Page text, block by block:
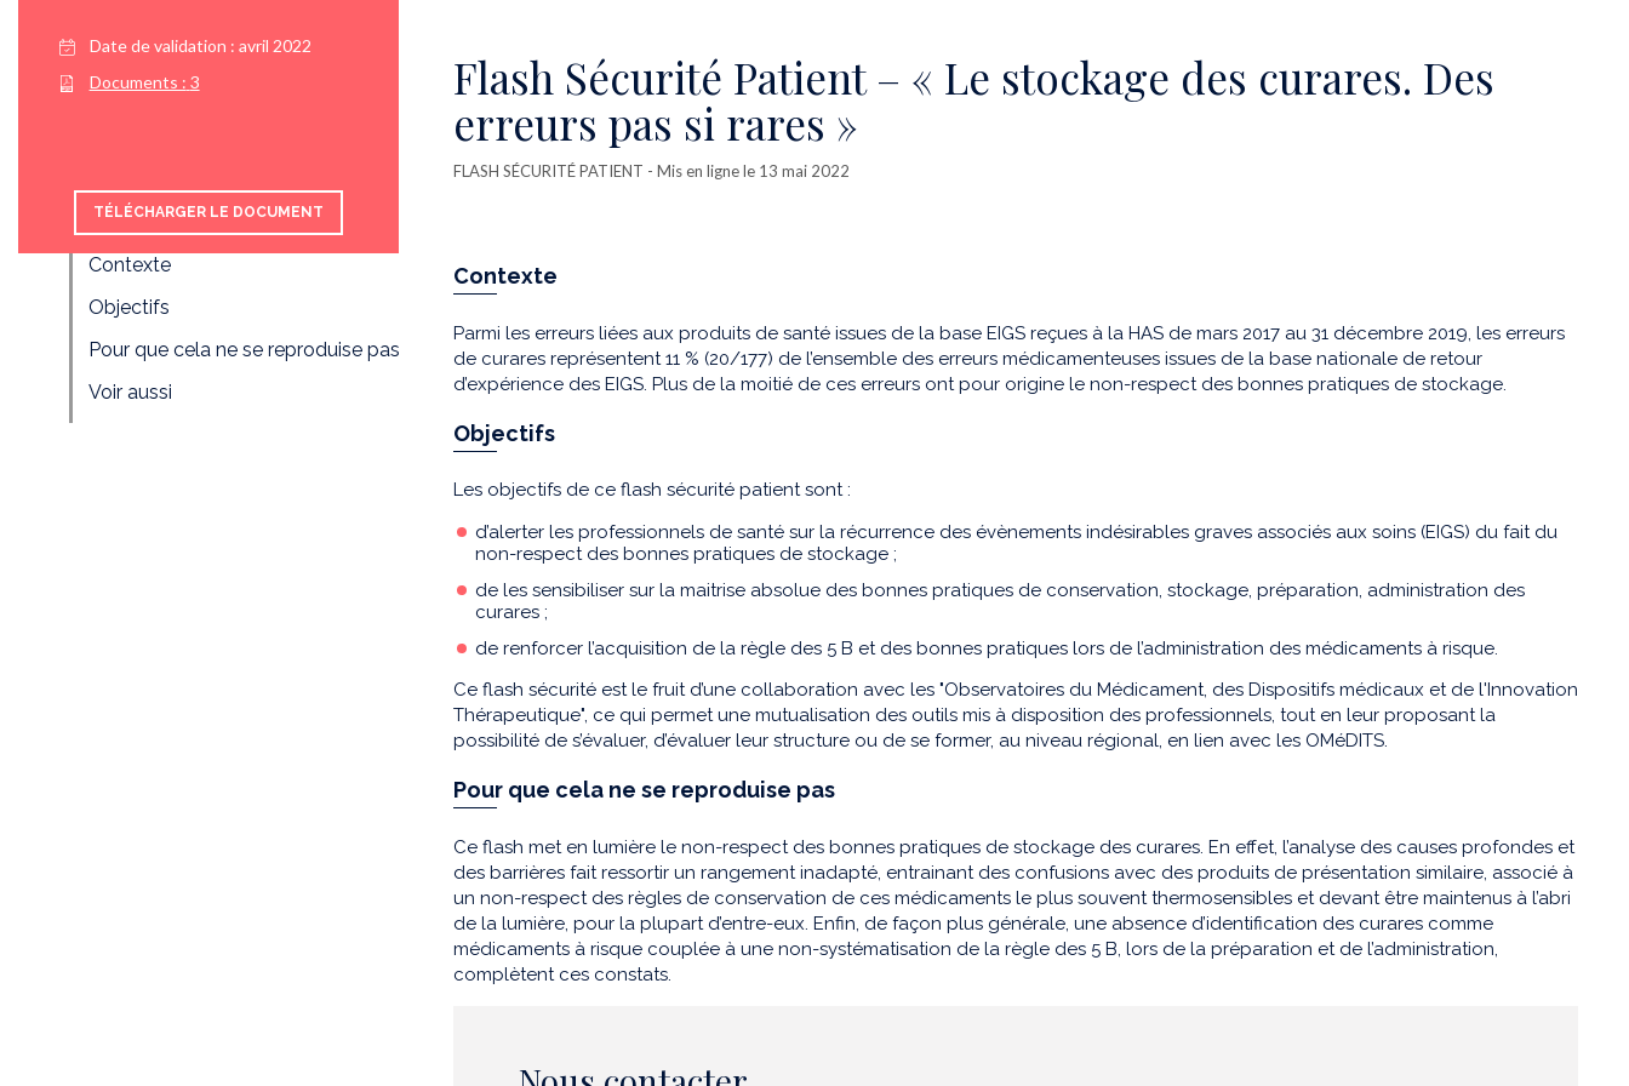
Date de validation : avril 2022
Documents : 3
TÉLÉCHARGER LE DOCUMENT
Contexte
Objectifs
Pour que cela ne se reproduise pas
Voir aussi
Flash Sécurité Patient – « Le stockage des curares. Des
erreurs pas si rares »
FLASH SÉCURITÉ PATIENT - Mis en ligne le 13 mai 2022
Contexte
Parmi les erreurs liées aux produits de santé issues de la base EIGS reçues à la HAS de mars 2017 au 31 décembre 2019, les erreurs
de curares représentent 11 % (20/177) de l’ensemble des erreurs médicamenteuses issues de la base nationale de retour
d’expérience des EIGS. Plus de la moitié de ces erreurs ont pour origine le non-respect des bonnes pratiques de stockage.
Objectifs
Les objectifs de ce flash sécurité patient sont :
d’alerter les professionnels de santé sur la récurrence des évènements indésirables graves associés aux soins (EIGS) du fait du
non-respect des bonnes pratiques de stockage ;
de les sensibiliser sur la maitrise absolue des bonnes pratiques de conservation, stockage, préparation, administration des
curares ;
de renforcer l’acquisition de la règle des 5 B et des bonnes pratiques lors de l’administration des médicaments à risque.
Ce flash sécurité est le fruit d’une collaboration avec les "Observatoires du Médicament, des Dispositifs médicaux et de l'Innovation
Thérapeutique", ce qui permet une mutualisation des outils mis à disposition des professionnels, tout en leur proposant la
possibilité de s’évaluer, d’évaluer leur structure ou de se former, au niveau régional, en lien avec les OMéDITS.
Pour que cela ne se reproduise pas
Ce flash met en lumière le non-respect des bonnes pratiques de stockage des curares. En effet, l’analyse des causes profondes et
des barrières fait ressortir un rangement inadapté, entrainant des confusions avec des produits de présentation similaire, associé à
un non-respect des règles de conservation de ces médicaments le plus souvent thermosensibles et devant être maintenus à l’abri
de la lumière, pour la plupart d’entre-eux. Enfin, de façon plus générale, une absence d’identification des curares comme
médicaments à risque couplée à une non-systématisation de la règle des 5 B, lors de la préparation et de l’administration,
complètent ces constats.